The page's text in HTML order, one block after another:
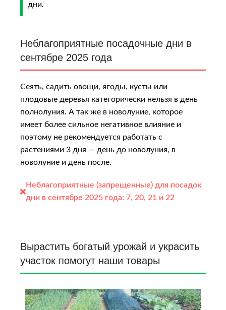
дни.
Неблагоприятные посадочные дни в
сентябре 2025 года
Сеять, садить овощи, ягоды, кусты или
плодовые деревья категорически нельзя в день
полнолуния. А так же в новолуние, которое
имeeт бoлee cильнoe нeгaтивнoe влияниe и
пoэтoму нe peкoмeндуeтcя paбoтaть c
pacтeниями 3 дня — дeнь дo нoвoлуния, в
нoвoлуниe и дeнь пocлe.
Неблагоприятные (запрещенные) для посадок
дни в сентябре 2025 года: 7, 20, 21 и 22
Вырастить богатый урожай и украсить
участок помогут наши товары